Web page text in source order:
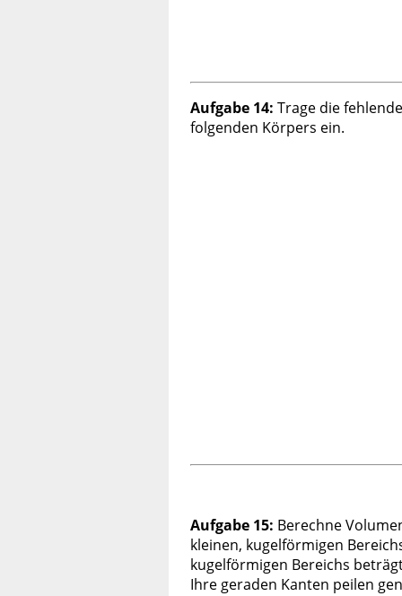
Aufgabe 14: Trage die
folgenden Körpers ein.
Aufgabe 15: Berechne
kleinen, kugelförmigen
kugelförmigen Bereichs
Ihre geraden Kanten peilen